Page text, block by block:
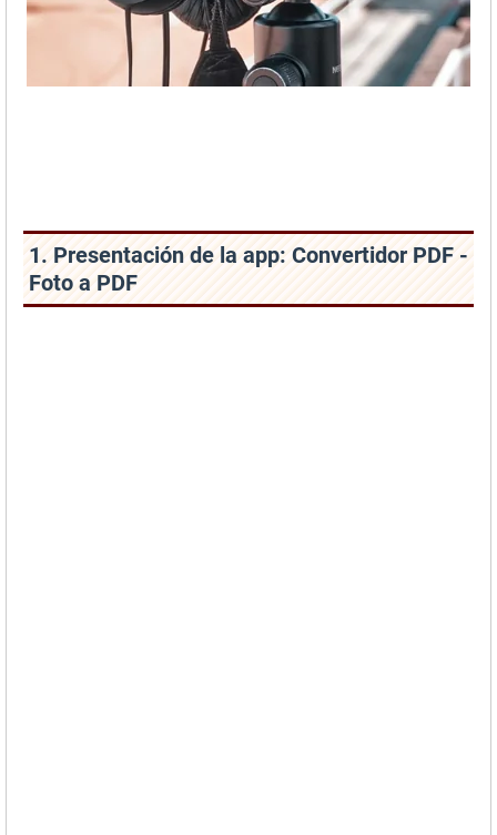
1. Presentación de la app: Convertidor PDF -
Foto a PDF